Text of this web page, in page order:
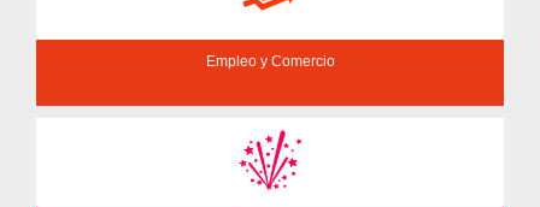
Empleo y Comercio